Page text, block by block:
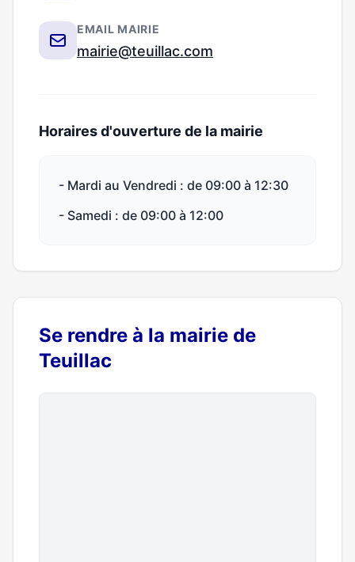
EMAIL MAIRIE
mairie@teuillac.com
Horaires d'ouverture de la mairie
- Mardi au Vendredi : de 09:00 à 12:30
- Samedi : de 09:00 à 12:00
Se rendre à la mairie de
Teuillac